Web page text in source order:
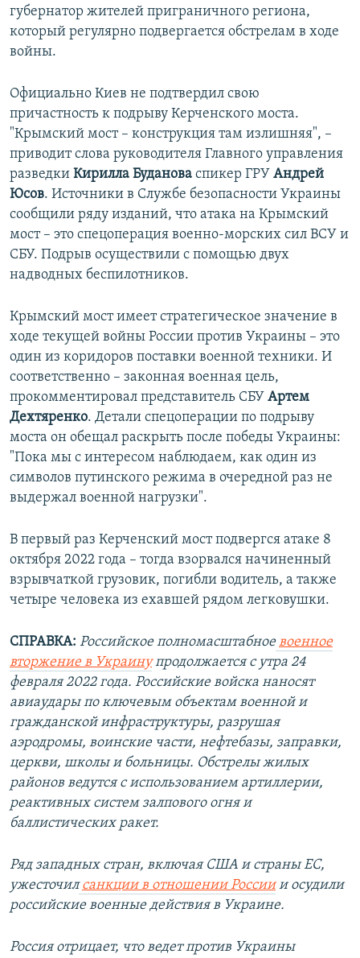
губернатор жителей приграничного региона,
который регулярно подвергается обстрелам в ходе
войны.
Официально Киев не подтвердил свою
причастность к подрыву Керченского моста.
"Крымский мост – конструкция там излишняя", –
приводит слова руководителя Главного управления
разведки Кирилла Буданова спикер ГРУ Андрей
Юсов. Источники в Службе безопасности Украины
сообщили ряду изданий, что атака на Крымский
мост – это спецоперация военно-морских сил ВСУ и
СБУ. Подрыв осуществили с помощью двух
надводных беспилотников.
Крымский мост имеет стратегическое значение в
ходе текущей войны России против Украины – это
один из коридоров поставки военной техники. И
соответственно – законная военная цель,
прокомментировал представитель СБУ Артем
Дехтяренко. Детали спецоперации по подрыву
моста он обещал раскрыть после победы Украины:
"Пока мы с интересом наблюдаем, как один из
символов путинского режима в очередной раз не
выдержал военной нагрузки".
В первый раз Керченский мост подвергся атаке 8
октября 2022 года – тогда взорвался начиненный
взрывчаткой грузовик, погибли водитель, а также
четыре человека из ехавшей рядом легковушки.
СПРАВКА: Российское полномасштабное военное
вторжение в Украинупродолжается с утра 24
февраля 2022 года. Российские войска наносят
авиаудары по ключевым объектам военной и
гражданской инфраструктуры, разрушая
аэродромы, воинские части, нефтебазы, заправки,
церкви, школы и больницы. Обстрелы жилых
районов ведутся с использованием артиллерии,
реактивных систем залпового огня и
баллистических ракет.
Ряд западных стран, включая США и страны ЕС,
ужесточил санкции в отношении Россиии осудили
российские военные действия в Украине.
Россия отрицает, что ведет против Украины